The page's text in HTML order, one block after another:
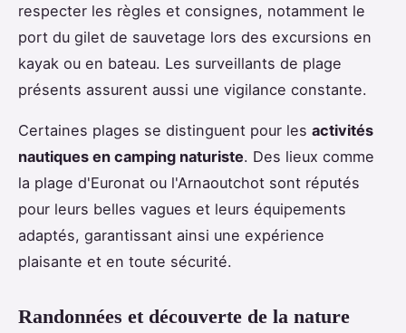
respecter les règles et consignes, notamment le
port du gilet de sauvetage lors des excursions en
kayak ou en bateau. Les surveillants de plage
présents assurent aussi une vigilance constante.
Certaines plages se distinguent pour les activités
nautiques en camping naturiste. Des lieux comme
la plage d'Euronat ou l'Arnaoutchot sont réputés
pour leurs belles vagues et leurs équipements
adaptés, garantissant ainsi une expérience
plaisante et en toute sécurité.
Randonnées et découverte de la nature